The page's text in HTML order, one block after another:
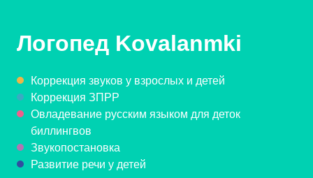
Логопед Kovalanmki
Коррекция звуков у взрослых и детей
Коррекция ЗПРР
Овладевание русским языком для деток
биллингвов
Звукопостановка
Развитие речи у детей